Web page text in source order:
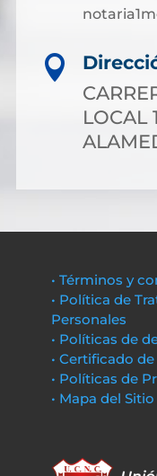

LOCAL
• Términos y
• Política de
Personales
• Políticas de
• Certificado
• Políticas de
• Mapa del Sitio